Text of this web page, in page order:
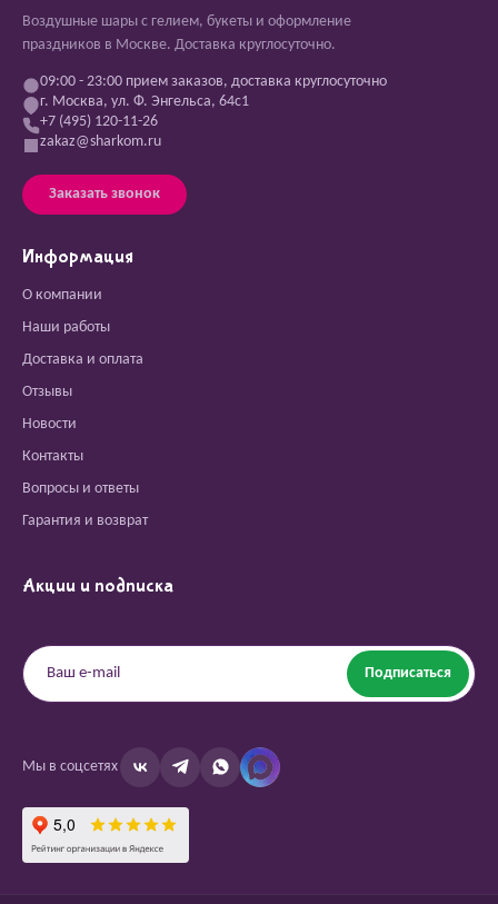
Воздушные шары с гелием, букеты и оформление
праздников в Москве. Доставка круглосуточно.
09:00 - 23:00 прием заказов, доставка круглосуточно
г. Москва, ул. Ф. Энгельса, 64с1
+7 (495) 120-11-26
zakaz@sharkom.ru
Заказать звонок
Информация
О компании
Наши работы
Доставка и оплата
Отзывы
Новости
Контакты
Вопросы и ответы
Гарантия и возврат
Акции и подписка
Подписаться
Мы в соцсетях